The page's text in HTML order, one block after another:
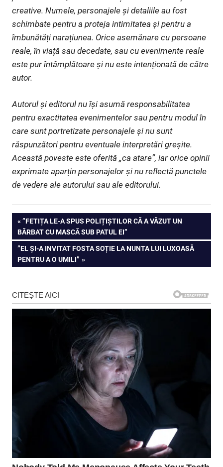
creative. Numele, personajele și detaliile au fost
schimbate pentru a proteja intimitatea și pentru a
îmbunătăți narațiunea. Orice asemănare cu persoane
reale, în viață sau decedate, sau cu evenimente reale
este pur întâmplătoare și nu este intenționată de către
autor.
Autorul și editorul nu își asumă responsabilitatea
pentru exactitatea evenimentelor sau pentru modul în
care sunt portretizate personajele și nu sunt
răspunzători pentru eventuale interpretări greșite.
Această poveste este oferită „ca atare”, iar orice opinii
exprimate aparțin personajelor și nu reflectă punctele
de vedere ale autorului sau ale editorului.
Navigare
în
articole
PREVIOUS
POST:
”FETIȚA LE-A SPUS POLIȚIȘTILOR CĂ A VĂZUT UN
BĂRBAT CU MASCĂ SUB PATUL EI”
NEXT
POST:
”EL ȘI-A INVITAT FOSTA SOȚIE LA NUNTA LUI LUXOASĂ
PENTRU A O UMILI”